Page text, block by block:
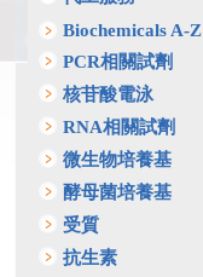
Biochemicals A-Z
PCR相關試劑
核苷酸電泳
RNA相關試劑
微生物培養基
酵母菌培養基
受質
抗生素